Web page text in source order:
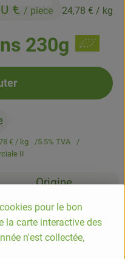
230g
€ / piece 24,78 € / kg
le produit au panier
€/ kg
5.5% TVA
II
Origine
du Sud-Ouest, notre
pour le bon
la carte interactive des
n'est collectée,